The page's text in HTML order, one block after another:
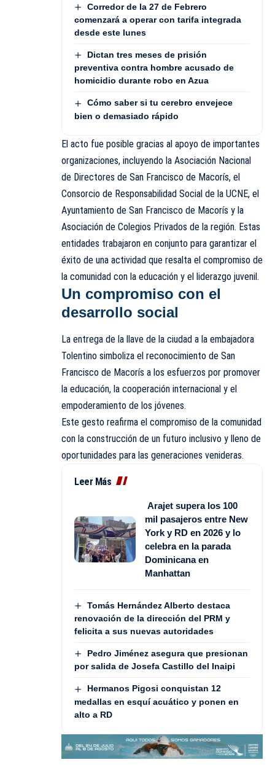
Corredor de la 27 de Febrero
comenzará a operar con tarifa integrada
desde este lunes
Dictan tres meses de prisión
preventiva contra hombre acusado de
homicidio durante robo en Azua
Cómo saber si tu cerebro envejece
bien o demasiado rápido
El acto fue posible gracias al apoyo de importantes
organizaciones, incluyendo la Asociación Nacional
de Directores de San Francisco de Macorís, el
Consorcio de Responsabilidad Social de la UCNE, el
Ayuntamiento de San Francisco de Macorís y la
Asociación de Colegios Privados de la región. Estas
entidades trabajaron en conjunto para garantizar el
éxito de una actividad que resalta el compromiso de
la comunidad con la educación y el liderazgo juvenil.
Un compromiso con el
desarrollo social
La entrega de la llave de la ciudad a la embajadora
Tolentino simboliza el reconocimiento de San
Francisco de Macorís a los esfuerzos por promover
la educación, la cooperación internacional y el
empoderamiento de los jóvenes.
Este gesto reafirma el compromiso de la comunidad
con la construcción de un futuro inclusivo y lleno de
oportunidades para las generaciones venideras.
Leer Más
Arajet supera los 100
mil pasajeros entre New
York y RD en 2026 y lo
celebra en la parada
Dominicana en
Manhattan
Tomás Hernández Alberto destaca
renovación de la dirección del PRM y
felicita a sus nuevas autoridades
Pedro Jiménez asegura que presionan
por salida de Josefa Castillo del Inaipi
Hermanos Pigosi conquistan 12
medallas en esquí acuático y ponen en
alto a RD